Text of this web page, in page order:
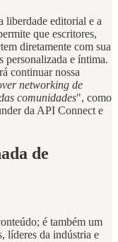
liberdade editorial e a
que escritores,
diretamente com sua
personalizada e íntima.
continuar nossa
networking de
comunidades", como
da API Connect e
de
é também um
líderes da indústria e